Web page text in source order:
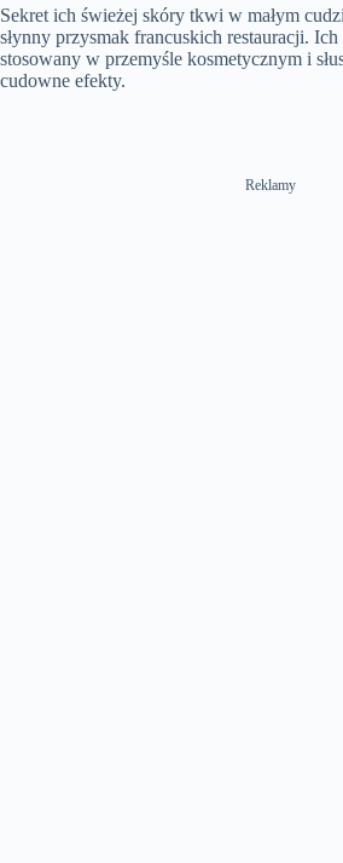
Sekret ich świeżej skóry tkwi w małym
słynny przysmak francuskich restauracji.
stosowany w przemyśle kosmetycznym i
cudowne efekty.
Reklamy